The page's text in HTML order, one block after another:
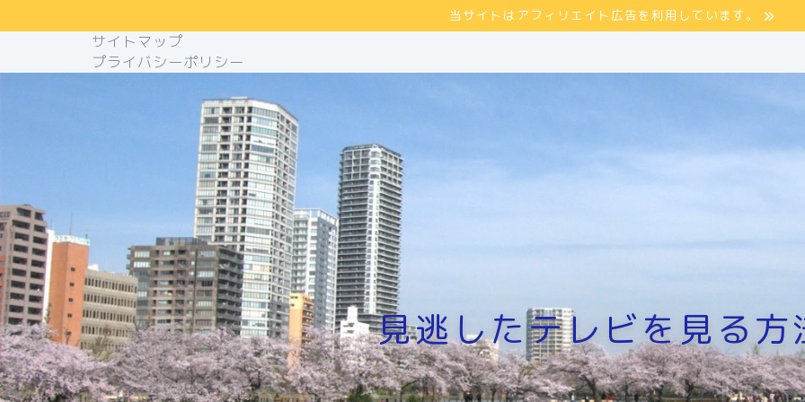
当サイトはアフィリエイト広告を利用しています。
サイトマップ
プライバシーポリシー
見逃したテレビを見る方